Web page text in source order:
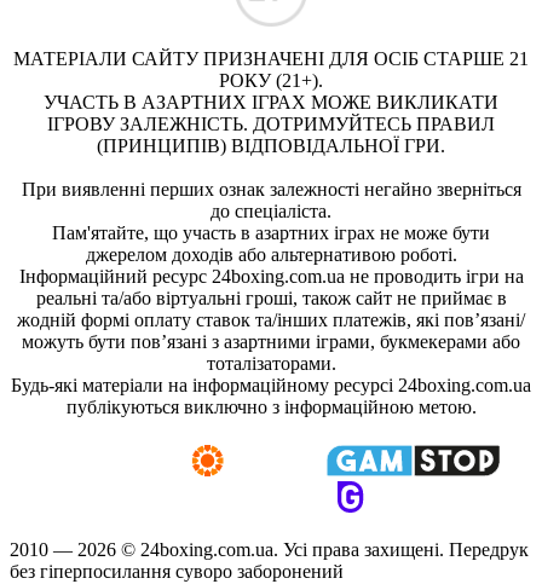
МАТЕРІАЛИ САЙТУ ПРИЗНАЧЕНІ ДЛЯ ОСІБ СТАРШЕ 21
РОКУ (21+).
УЧАСТЬ В АЗАРТНИХ ІГРАХ МОЖЕ ВИКЛИКАТИ
ІГРОВУ ЗАЛЕЖНІСТЬ. ДОТРИМУЙТЕСЬ ПРАВИЛ
(ПРИНЦИПІВ) ВІДПОВІДАЛЬНОЇ ГРИ.
При виявленні перших ознак залежності негайно зверніться
до спеціаліста.
Пам'ятайте, що участь в азартних іграх не може бути
джерелом доходів або альтернативою роботі.
Інформаційний ресурс 24boxing.com.ua не проводить ігри на
реальні та/або віртуальні гроші, також сайт не приймає в
жодній формі оплату ставок та/інших платежів, які пов’язані/
можуть бути пов’язані з азартними іграми, букмекерами або
тоталізаторами.
Будь-які матеріали на інформаційному ресурсі 24boxing.com.ua
публікуються виключно з інформаційною метою.
2010 — 2026 © 24boxing.com.ua. Усi права захищенi. Передрук
без гіперпосилання суворо заборонений